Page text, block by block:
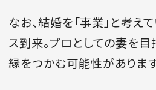
なお、結婚を「事業」と考え
ス到来。プロとしての妻を
縁をつかむ可能性があります